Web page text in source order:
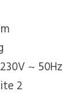
~ 50Hz
2